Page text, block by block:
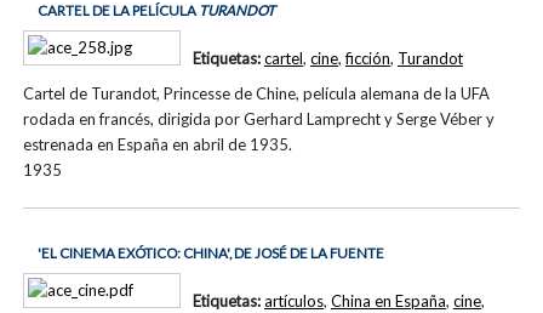
CARTEL DE LA PELÍCULA TURANDOT
Cartel de Turandot, Princesse de Chine, película alemana de la UFA
rodada en francés, dirigida por Gerhard Lamprecht y Serge Véber y
estrenada en España en abril de 1935.
1935
Etiquetas:cartel, cine,ficción, Turandot
'EL CINEMA EXÓTICO: CHINA', DE JOSÉ DE LA FUENTE
Etiquetas:artículos, China en España, cine,